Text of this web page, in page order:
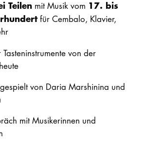
Teilenmit Musik vom 17. bis
für Cembalo, Klavier,
von der
von Daria Marshinina und
mit Musikerinnen und